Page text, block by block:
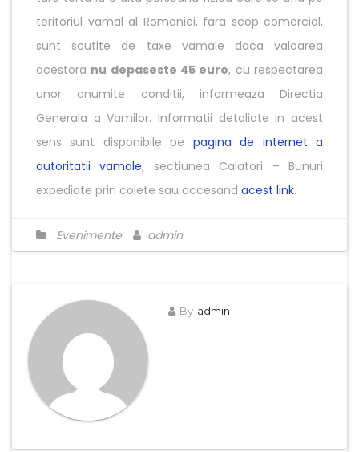
teritoriul vamal al Romaniei, fara scop comercial,
sunt scutite de taxe vamale daca valoarea
acestora nu depaseste 45 euro, cu respectarea
unor anumite conditii, informeaza Directia
Generala a Vamilor. Informatii detaliate in acest
sens sunt disponibile pe pagina de internet a
autoritatii vamale, sectiunea Calatori – Bunuri
expediate prin colete sau accesand acest link.
Evenimente admin
By admin